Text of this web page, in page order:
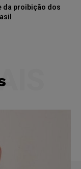
da proibição dos